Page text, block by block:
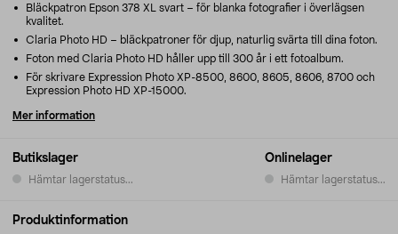
Butikslager
Hämtar lagerstatus...
Onlinelager
Hämtar lagerstatus...
Bläckpatron Epson 378 XL svart – för blanka fotografier i överlägsen
kvalitet.
Claria Photo HD – bläckpatroner för djup, naturlig svärta till dina foton.
Foton med Claria Photo HD håller upp till 300 år i ett fotoalbum.
För skrivare Expression Photo XP-8500, 8600, 8605, 8606, 8700 och
Expression Photo HD XP-15000.
Mer information
Produktinformation